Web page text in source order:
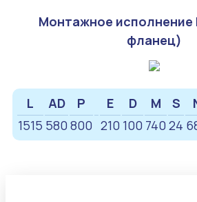
Монтажное исполнение
фланец)
L AD P E D M S
1515 580 800 210 100 740 24